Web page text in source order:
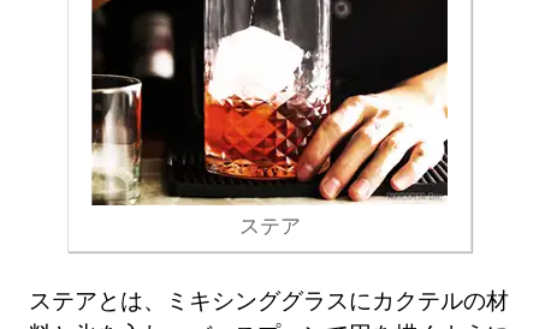
ステア
ステアとは、ミキシンググラスにカクテルの材